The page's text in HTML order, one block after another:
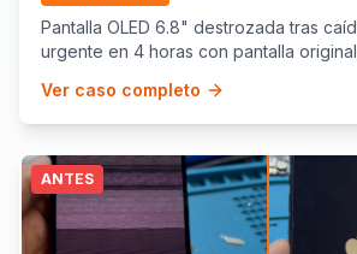
Pantalla OLED 6.8" destrozada tras
urgente en 4 horas con pantalla
Ver caso completo
ANTES